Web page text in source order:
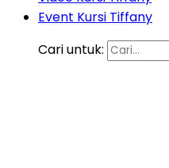
Event Kursi Tiffany
Cari untuk: